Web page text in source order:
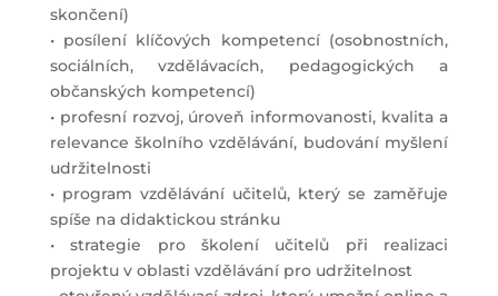
skončení)
• posílení klíčových kompetencí (osobnostních,
sociálních, vzdělávacích, pedagogických a
občanských kompetencí)
• profesní rozvoj, úroveň informovanosti, kvalita a
relevance školního vzdělávání, budování myšlení
udržitelnosti
• program vzdělávání učitelů, který se zaměřuje
spíše na didaktickou stránku
• strategie pro školení učitelů při realizaci
projektu v oblasti vzdělávání pro udržitelnost